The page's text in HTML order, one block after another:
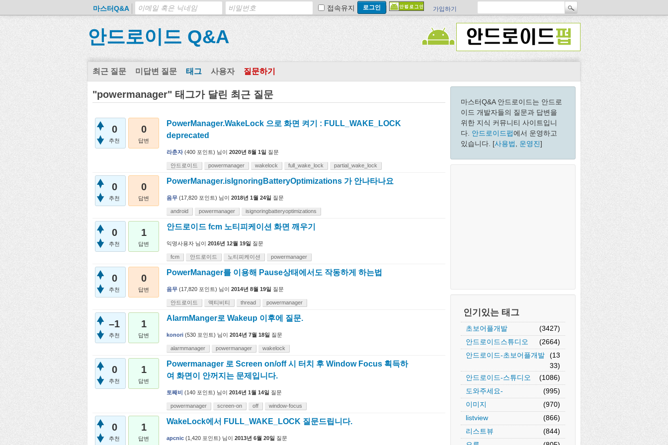
마스터Q&A 접속유지 가입하기
안드로이드 Q&A
최근 질문 미답변 질문 태그 사용자 질문하기
마스터Q&A 안드로이드는 안드로
이드 개발자들의 질문과 답변을
위한 지식 커뮤니티 사이트입니
다. 안드로이드펍에서 운영하고
있습니다. [사용법 운영진]
인기있는 태그
초보어플개발
(3427)
안드로이드스튜디오
(2664)
안드로이드-초보어플개발
(13
33)
안드로이드-스튜디오
(1086)
도와주세요-
(995)
이미지
(970)
listview
(866)
리스트뷰
(844)
"powermanager" 태그가 달린 최근 질문
0
추천
0
답변
PowerManager.WakeLock 으로 화면 켜기 : FULL_WAKE_LOCK
deprecated
라춘자 (400 포인트) 님이 2020년 8월 1일 질문
안드로이드 powermanager wakelock full_wake_lock partial_wake_lock
0
추천
0
답변
PowerManager.isIgnoringBatteryOptimizations 가 안나타나요
음무 (17,820 포인트) 님이 2018년 1월 24일 질문
android powermanager isignoringbatteryoptimizations
0
추천
1
답변
안드로이드 fcm 노티피케이션 화면 깨우기
익명사용자 님이 2016년 12월 19일 질문
fcm 안드로이드 노티피케이션 powermanager
0
추천
0
답변
PowerManager를 이용해 Pause상태에서도 작동하게 하는법
음무 (17,820 포인트) 님이 2014년 8월 19일 질문
안드로이드 액티비티 thread powermanager
–1
추천
1
답변
AlarmManger로 Wakeup 이후에 질문.
konori (530 포인트) 님이 2014년 7월 18일 질문
alarmmanager powermanager wakelock
0
추천
1
답변
Powermanager 로 Screen on/off 시 터치 후 Window Focus 획득하
여 화면이 안꺼지는 문제입니다.
토째비 (140 포인트) 님이 2014년 1월 14일 질문
powermanager screen-on off window-focus
0
추천
1
답변
WakeLock에서 FULL_WAKE_LOCK 질문드립니다.
apcnic (1,420 포인트) 님이 2013년 6월 20일 질문